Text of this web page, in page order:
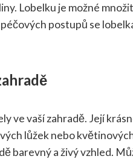
Lobelku je možné
postupů se
ve vaší zahradě. Její
lůžek nebo
barevný a živý vzhled.